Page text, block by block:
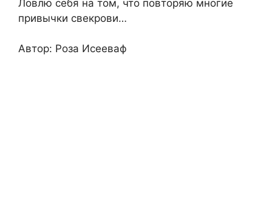
Ловлю себя на том, что повторяю многие
привычки свекрови…
Автор: Роза Исееваф